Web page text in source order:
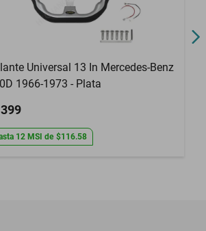
Universal 13 In Mercedes-Benz
1966-1973 - Plata
12 MSI de $116.58